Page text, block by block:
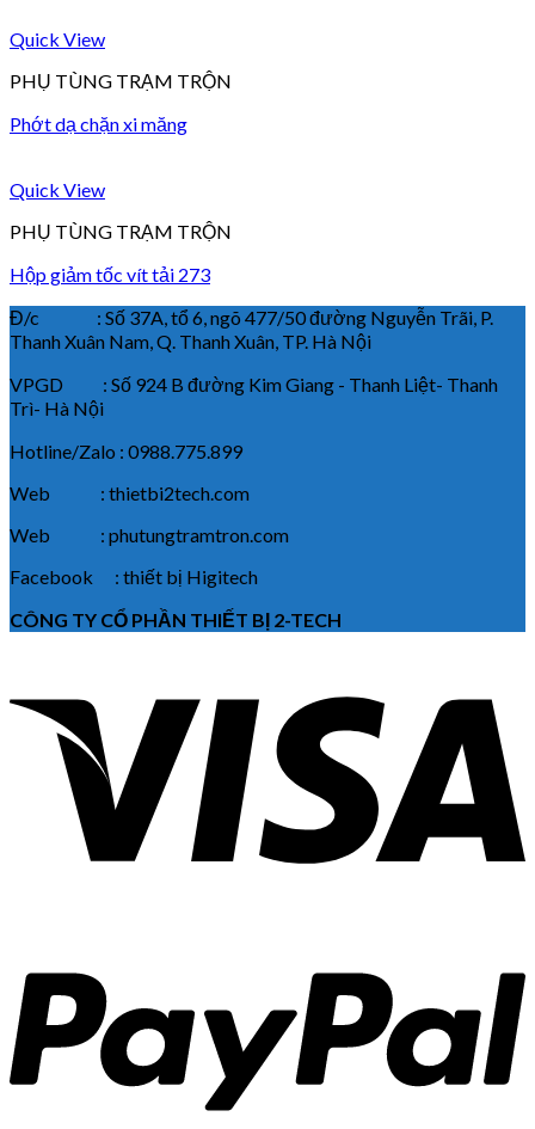
Quick View
PHỤ TÙNG TRẠM TRỘN
Phớt dạ chặn xi măng
Quick View
PHỤ TÙNG TRẠM TRỘN
Hộp giảm tốc vít tải 273
Đ/c : Số 37A, tổ 6, ngõ 477/50 đường Nguyễn Trãi, P.
Thanh Xuân Nam, Q. Thanh Xuân, TP. Hà Nội
VPGD : Số 924 B đường Kim Giang - Thanh Liệt- Thanh
Trì- Hà Nội
Hotline/Zalo : 0988.775.899
Web : thietbi2tech.com
Web : phutungtramtron.com
Facebook : thiết bị Higitech
CÔNG TY CỔ PHẦN THIẾT BỊ 2-TECH